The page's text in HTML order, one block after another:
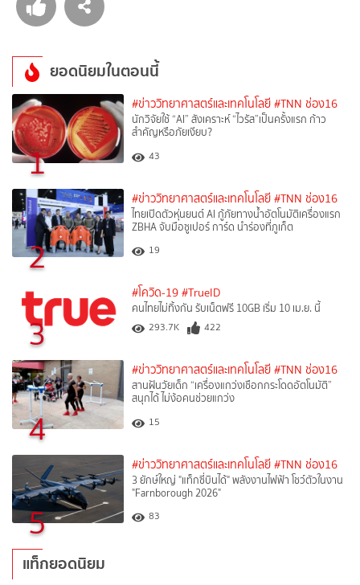
ยอดนิยมในตอนนี้
1
#ข่าววิทยาศาสตร์และเทคโนโลยี #TNN ช่อง16
นักวิจัยใช้ “AI” สังเคราะห์ “ไวรัส”เป็นครั้งแรก ก้าว
สำคัญหรือภัยเงียบ?
43
2
#ข่าววิทยาศาสตร์และเทคโนโลยี #TNN ช่อง16
ไทยเปิดตัวหุ่นยนต์ AI กู้ภัยทางน้ำอัตโนมัติเครื่องแรก
ZBHA จับมือซูเปอร์ การ์ด นำร่องที่ภูเก็ต
19
3
#โควิด-19 #TrueID
คนไทยไม่ทิ้งกัน รับเน็ตฟรี 10GB เริ่ม 10 เม.ย. นี้
293.7K 422
4
#ข่าววิทยาศาสตร์และเทคโนโลยี #TNN ช่อง16
สานฝันวัยเด็ก “เครื่องแกว่งเชือกกระโดดอัตโนมัติ”
สนุกได้ ไม่ง้อคนช่วยแกว่ง
15
5
#ข่าววิทยาศาสตร์และเทคโนโลยี #TNN ช่อง16
3 ยักษ์ใหญ่ "แท็กซี่บินได้" พลังงานไฟฟ้า โชว์ตัวในงาน
"Farnborough 2026"
83
แท็กยอดนิยม